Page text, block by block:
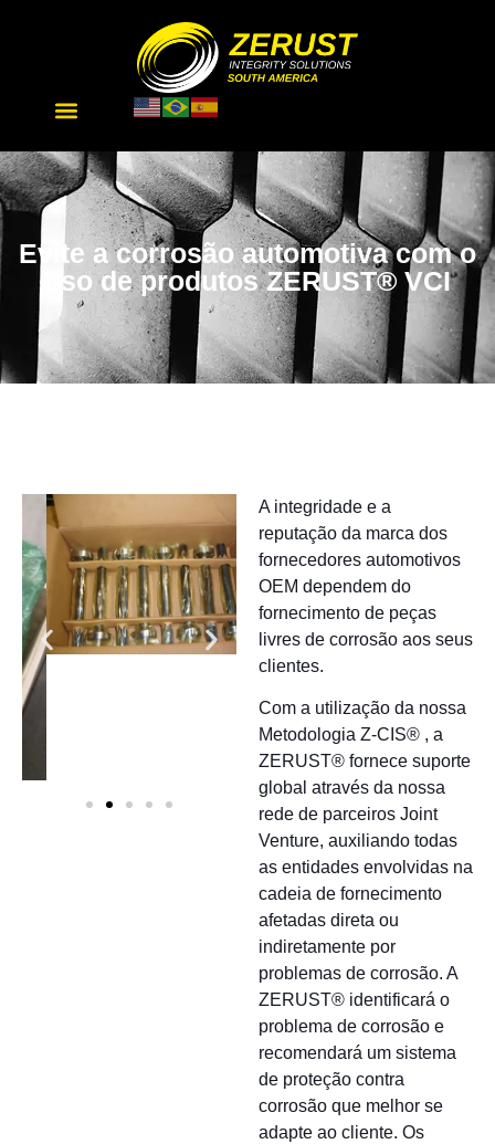
Evite a corrosão automotiva com o
uso de produtos ZERUST® VCI
A integridade e a
reputação da marca dos
fornecedores automotivos
OEM dependem do
fornecimento de peças
livres de corrosão aos seus
clientes.
Com a utilização da nossa
Metodologia Z-CIS® , a
ZERUST® fornece suporte
global através da nossa
rede de parceiros Joint
Venture, auxiliando todas
as entidades envolvidas na
cadeia de fornecimento
afetadas direta ou
indiretamente por
problemas de corrosão. A
ZERUST® identificará o
problema de corrosão e
recomendará um sistema
de proteção contra
corrosão que melhor se
adapte ao cliente. Os